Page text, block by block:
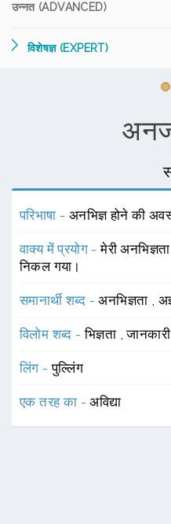
उन्नत (ADVANCED)
विशेषज्ञ (EXPERT)
परिभाषा - अनभिज्ञ होने की
वाक्य में प्रयोग -मेरी
निकल गया।
समानार्थी शब्द -अनभिज्ञता ,
विलोम शब्द -भिज्ञता ,जानकारी
लिंग -पुल्लिंग
एक तरह का -अविद्या